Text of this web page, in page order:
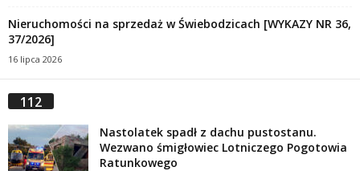
Nieruchomości na sprzedaż w Świebodzicach [WYKAZY NR 36,
37/2026]
16 lipca 2026
112
Nastolatek spadł z dachu pustostanu.
Wezwano śmigłowiec Lotniczego Pogotowia
Ratunkowego